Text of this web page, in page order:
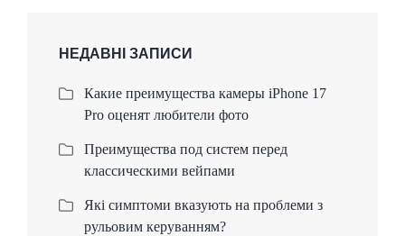
НЕДАВНІ ЗАПИСИ
Какие преимущества камеры iPhone 17
Pro оценят любители фото
Преимущества под систем перед
классическими вейпами
Які симптоми вказують на проблеми з
рульовим керуванням?